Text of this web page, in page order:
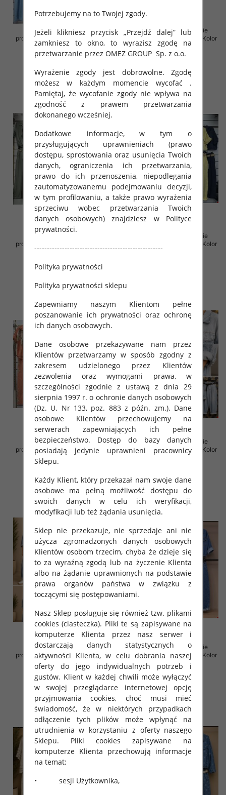
Komplet damskie (Włoskie
produkt) Roz Standard, Mix Kolor
Paczka 5 szt
szczegóły
Komplet damskie (Włoskie
produkt) Roz Standard, Mix Kolor
Paczka 5 szt
szczegóły
Komplet damskie (Włoskie
produkt) Roz Standard, Mix Kolor
65.00 zł
Komplet damskie (Włoskie
produkt) Roz Standard, Mix Kolor
Komplet damskie (Włoskie
produkt) Roz Standard, Mix Kolor
szczegóły
Komplet damskie (Włoskie
produkt) Roz Standard, Mix Kolor
szczegóły
Komplet damskie (Włoskie
produkt) Roz Standard, Mix Kolor
Paczka 5 szt
168.00 zł
szczegóły
Komplet damskie (Włoskie
produkt) Roz Standard, Mix Kolor
Paczka 5 szt
150.00 zł
szczegóły
Potrzebujemy na to Twojej zgody.
Jeżeli klikniesz przycisk „Przejdź dalej” lub
zamkniesz to okno, to wyrazisz zgodę na
przetwarzanie przez OMEZ GROUP Sp. z o.o.
Wyrażenie zgody jest dobrowolne. Zgodę
możesz w każdym momencie wycofać .
Pamiętaj, że wycofanie zgody nie wpływa na
zgodność z prawem przetwarzania
dokonanego wcześniej.
Dodatkowe informacje, w tym o
przysługujących uprawnieniach (prawo
dostępu, sprostowania oraz usunięcia Twoich
danych, ograniczenia ich przetwarzania,
prawo do ich przenoszenia, niepodlegania
zautomatyzowanemu podejmowaniu decyzji,
w tym profilowaniu, a także prawo wyrażenia
sprzeciwu wobec przetwarzania Twoich
danych osobowych) znajdziesz w Polityce
prywatności.
---------------------------------------------------
Polityka prywatności
Polityka prywatności sklepu
Zapewniamy naszym Klientom pełne
poszanowanie ich prywatności oraz ochronę
ich danych osobowych.
Dane osobowe przekazywane nam przez
Klientów przetwarzamy w sposób zgodny z
zakresem udzielonego przez Klientów
zezwolenia oraz wymogami prawa, w
szczególności zgodnie z ustawą z dnia 29
sierpnia 1997 r. o ochronie danych osobowych
(Dz. U. Nr 133, poz. 883 z późn. zm.). Dane
osobowe Klientów przechowujemy na
serwerach zapewniających ich pełne
bezpieczeństwo. Dostęp do bazy danych
posiadają jedynie uprawnieni pracownicy
Sklepu.
Każdy Klient, który przekazał nam swoje dane
osobowe ma pełną możliwość dostępu do
swoich danych w celu ich weryfikacji,
modyfikacji lub też żądania usunięcia.
Sklep nie przekazuje, nie sprzedaje ani nie
użycza zgromadzonych danych osobowych
Klientów osobom trzecim, chyba że dzieje się
to za wyraźną zgodą lub na życzenie Klienta
albo na żądanie uprawnionych na podstawie
prawa organów państwa w związku z
toczącymi się postępowaniami.
Nasz Sklep posługuje się również tzw. plikami
cookies (ciasteczka). Pliki te są zapisywane na
komputerze Klienta przez nasz serwer i
dostarczają danych statystycznych o
aktywności Klienta, w celu dobrania naszej
oferty do jego indywidualnych potrzeb i
gustów. Klient w każdej chwili może wyłączyć
w swojej przeglądarce internetowej opcję
przyjmowania cookies, choć musi mieć
świadomość, że w niektórych przypadkach
odłączenie tych plików może wpłynąć na
utrudnienia w korzystaniu z oferty naszego
Sklepu. Pliki cookies zapisywane na
komputerze Klienta przechowują informacje
na temat:
• sesji Użytkownika,